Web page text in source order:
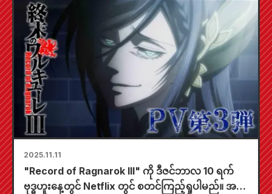
2025.11.11
"Record of Ragnarok III" ကို ဒီဇင်ဘာလ 10 ရက်
ဗုဒ္ဓဟူးနေ့တွင် Netflix တွင် စတင်ကြည့်ရှုပါမည်။ အဖွင့်